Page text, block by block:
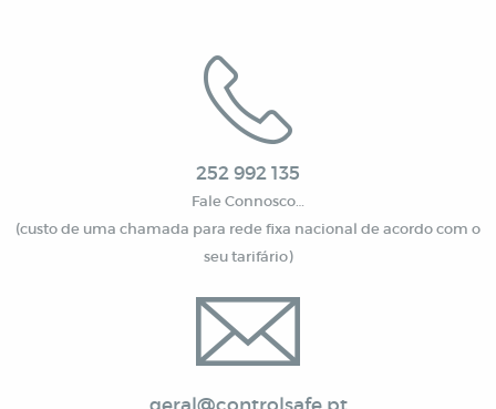
252 992 135
Fale Connosco…
(custo de uma chamada para rede fixa nacional de acordo com o
seu tarifário)